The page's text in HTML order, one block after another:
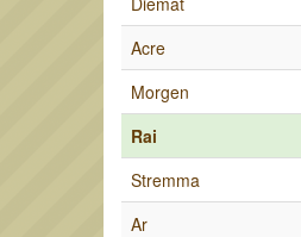
Acre
Morgen
Rai
Stremma
Ar